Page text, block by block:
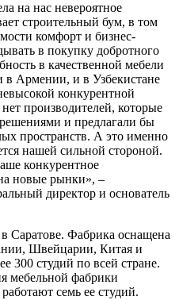
на нас невероятное
строительный бум, в том
комфорт и бизнес-
в покупку добротного
в качественной мебели
в Армении, и в Узбекистане
конкурентной
производителей, которые
и предлагали бы
пространств. А это именно
нашей сильной стороной.
конкурентное
новые рынки», –
директор и основатель
Саратове. Фабрика оснащена
Швейцарии, Китая и
300 студий по всей стране.
мебельной фабрики
семь ее студий.